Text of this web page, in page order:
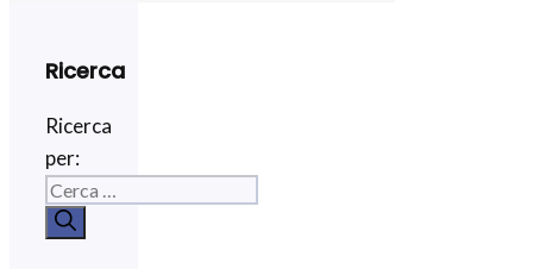
Ricerca
Ricerca
per: